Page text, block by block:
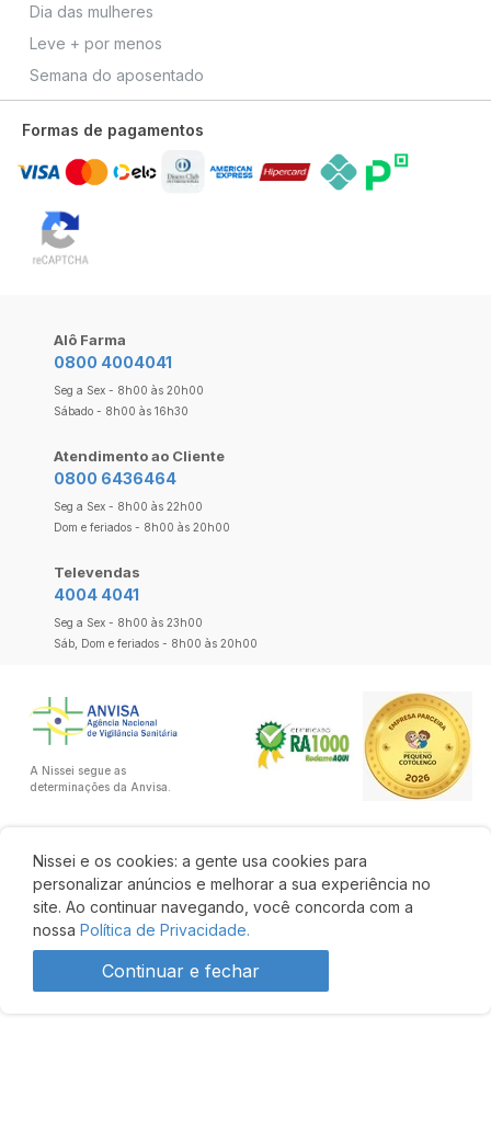
Nissei e os cookies: a gente usa cookies para
personalizar anúncios e melhorar a sua experiência no
site. Ao continuar navegando, você concorda com a
nossa Política de Privacidade.
Continuar e fechar
Dia das mulheres
Leve + por menos
Semana do aposentado
Formas de pagamentos
Alô Farma
0800 4004041
Seg a Sex - 8h00 às 20h00
Sábado - 8h00 às 16h30
Atendimento ao Cliente
0800 6436464
Seg a Sex - 8h00 às 22h00
Dom e feriados - 8h00 às 20h00
Televendas
4004 4041
Seg a Sex - 8h00 às 23h00
Sáb, Dom e feriados - 8h00 às 20h00
A Nissei segue as
determinações da Anvisa.